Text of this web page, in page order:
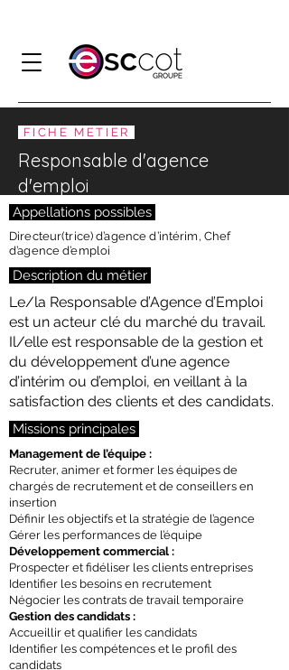
FICHE METIER
Responsable d'agence
d'emploi
Appellations possibles
Directeur(trice) d’agence d’intérim, Chef
d’agence d’emploi
Description du métier
Le/la Responsable d’Agence d’Emploi
est un acteur clé du marché du travail.
Il/elle est responsable de la gestion et
du développement d’une agence
d’intérim ou d’emploi, en veillant à la
satisfaction des clients et des candidats.
Missions principales
Management de l’équipe :
Recruter, animer et former les équipes de
chargés de recrutement et de conseillers en
insertion
Définir les objectifs et la stratégie de l’agence
Gérer les performances de l’équipe
Développement commercial :
Prospecter et fidéliser les clients entreprises
Identifier les besoins en recrutement
Négocier les contrats de travail temporaire
Gestion des candidats :
Accueillir et qualifier les candidats
Identifier les compétences et le profil des
candidats